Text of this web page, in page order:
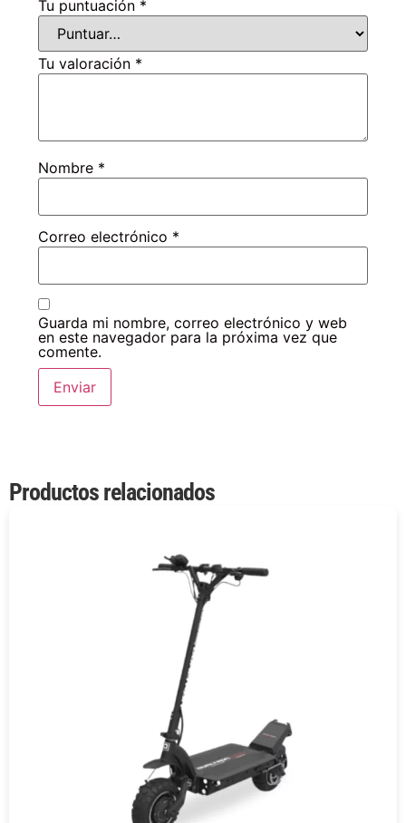
Tu puntuación *
Tu valoración *
Nombre *
Correo electrónico *
Guarda mi nombre, correo electrónico y web
en este navegador para la próxima vez que
comente.
Productos relacionados